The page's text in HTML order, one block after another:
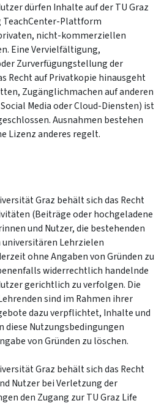
dürfen Inhalte auf der TU Graz
TeachCenter-Plattform
nicht-kommerziellen
Eine Vervielfältigung,
Zurverfügungstellung der
Recht auf Privatkopie hinausgeht
Zugänglichmachen auf anderen
Media oder Cloud-Diensten) ist
Ausnahmen bestehen
Lizenz anderes regelt.
Graz behält sich das Recht
(Beiträge oder hochgeladene
und Nutzer, die bestehenden
universitären Lehrzielen
ohne Angaben von Gründen zu
widerrechtlich handelnde
gerichtlich zu verfolgen. Die
sind im Rahmen ihrer
dazu verpflichtet, Inhalte und
diese Nutzungsbedingungen
von Gründen zu löschen.
Graz behält sich das Recht
Nutzer bei Verletzung der
den Zugang zur TU Graz Life